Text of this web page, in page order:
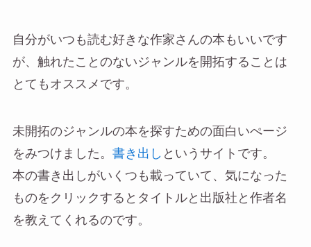
自分がいつも読む好きな作家さんの本もいいです
が、触れたことのないジャンルを開拓することは
とてもオススメです。
未開拓のジャンルの本を探すための面白いぺージ
をみつけました。 書き出し というサイトです。
本の書き出しがいくつも載っていて、気になった
ものをクリックするとタイトルと出版社と作者名
を教えてくれるのです。